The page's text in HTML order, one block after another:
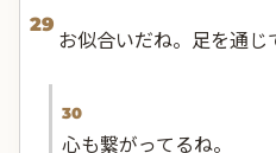
29
お似合いだね。足を通
30
心も繋がってるね。